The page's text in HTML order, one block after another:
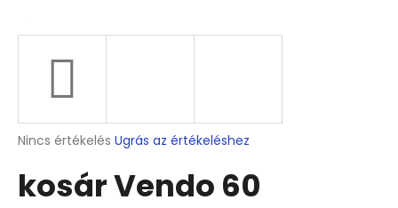
A
átlagos
értékelése
Nincs értékelés Ugrás az értékeléshez
kosár Vendo 60
l
j
u
k